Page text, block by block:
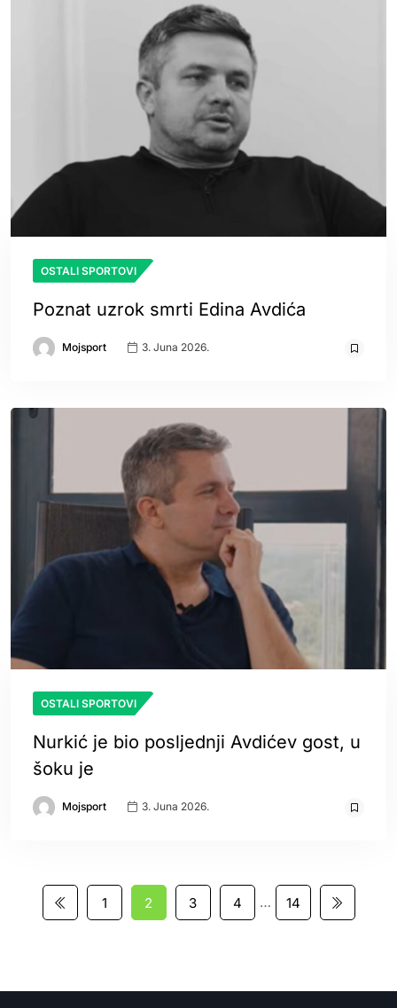
OSTALI SPORTOVI
Poznat uzrok smrti Edina Avdića
Mojsport 3. Juna 2026.
OSTALI SPORTOVI
Nurkić je bio posljednji Avdićev gost, u
šoku je
Mojsport 3. Juna 2026.
1 2 3 4 … 14